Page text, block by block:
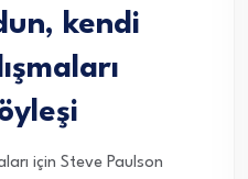
kendi
için Steve Paulson